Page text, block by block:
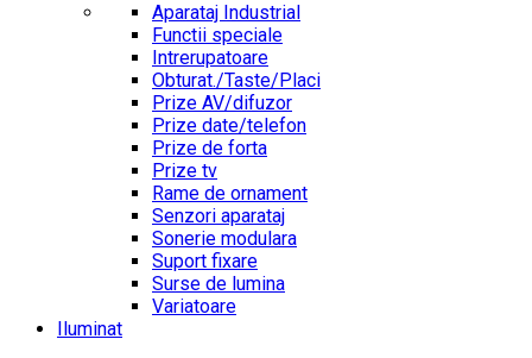
Aparataj Industrial
Functii speciale
Intrerupatoare
Obturat./Taste/Placi
Prize AV/difuzor
Prize date/telefon
Prize de forta
Prize tv
Rame de ornament
Senzori aparataj
Sonerie modulara
Suport fixare
Surse de lumina
Variatoare
Iluminat